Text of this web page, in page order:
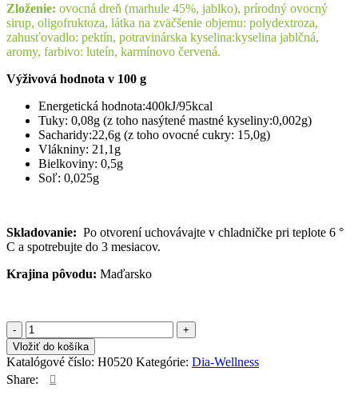
Zloženie: ovocná dreň (marhule 45%, jablko), prírodný ovocný
sirup, oligofruktoza, látka na zväčšenie objemu: polydextroza,
zahusťovadlo: pektín, potravinárska kyselina:kyselina jablčná,
aromy, farbivo: luteín, karmínovo červená.
Výživová hodnota v 100 g
Energetická hodnota:400kJ/95kcal
Tuky: 0,08g (z toho nasýtené mastné kyseliny:0,002g)
Sacharidy:22,6g (z toho ovocné cukry: 15,0g)
Vlákniny: 21,1g
Bielkoviny: 0,5g
Soľ: 0,025g
Skladovanie: Po otvorení uchovávajte v chladničke pri teplote 6 °
C a spotrebujte do 3 mesiacov.
Krajina pôvodu: Maďarsko
množstvo
DIA
WELLNESS
Marhuľový
lekvár
Vložiť do košíka
Katalógové číslo: H0520 Kategórie: Dia-Wellness
Share: